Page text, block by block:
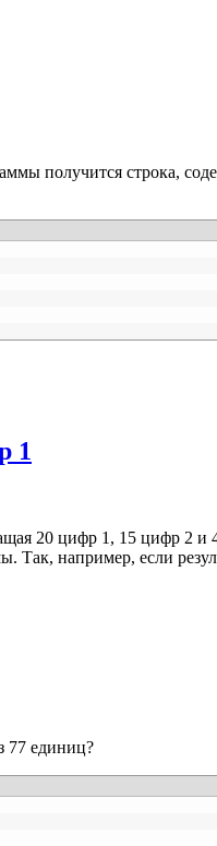
получится строка,
1
20 цифр 1, 15 цифр 2
например, если
77 единиц?